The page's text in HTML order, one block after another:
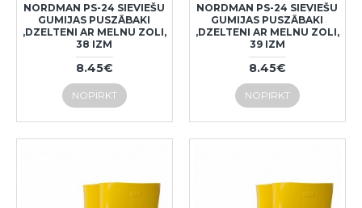
NORDMAN PS-24 SIEVIEŠU
GUMIJAS PUSZĀBAKI
,DZELTENI AR MELNU ZOLI,
38 IZM
8.45€
NOPIRKT
NORDMAN PS-24 SIEVIEŠU
GUMIJAS PUSZĀBAKI
,DZELTENI AR MELNU ZOLI,
39 IZM
8.45€
NOPIRKT